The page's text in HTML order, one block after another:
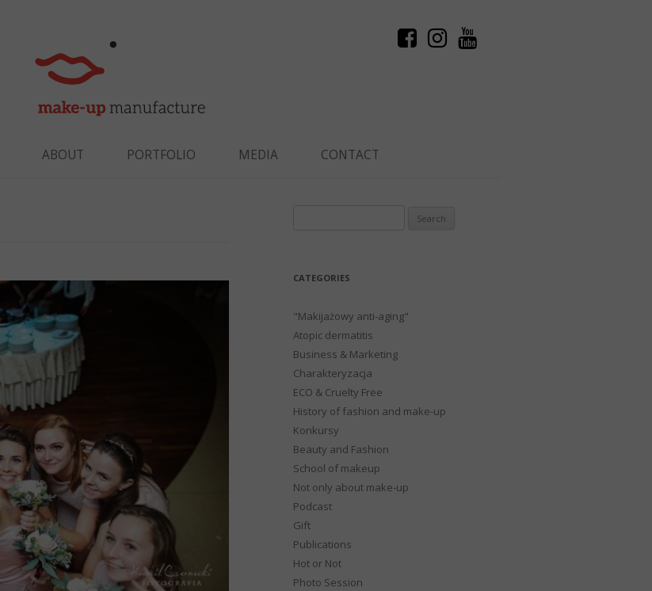
ABOUT PORTFOLIO MEDIA CONTACT
CATEGORIES
"Makijażowy anti-aging"
Atopic dermatitis
Business & Marketing
Charakteryzacja
ECO & Cruelty Free
History of fashion and make-up
Konkursy
Beauty and Fashion
School of makeup
Not only about make-up
Podcast
Gift
Publications
Hot or Not
Photo Session